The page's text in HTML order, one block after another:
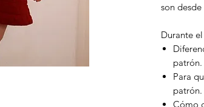
son desde
Durante
patrón.
Para
patrón.
Cómo